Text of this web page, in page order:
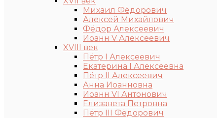
Михаил Фёдорович
Алексей Михайлович
Фёдор Алексеевич
Иоанн V Алексеевич
XVIII век
Пётр I Алексеевич
Екатерина I Алексеевна
Пётр II Алексеевич
Анна Иоанновна
Иоанн VI Антонович
Елизавета Петровна
Пётр III Фёдорович